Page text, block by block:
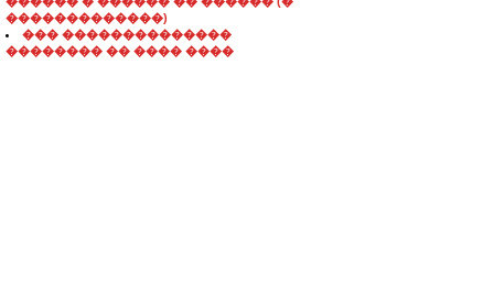
�������������)
��� ��������������
�������� �� ���� ����